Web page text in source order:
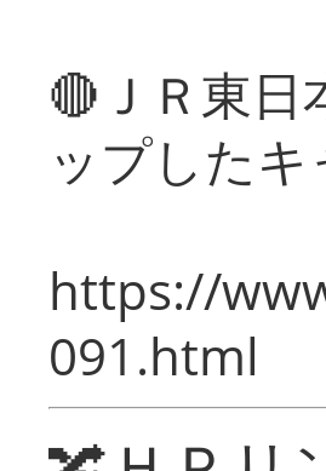
🔴ＪＲ東
ップした
https://
091.html